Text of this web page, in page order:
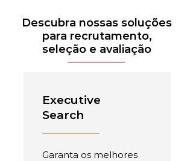
Descubra nossas soluções
para recrutamento,
seleção e avaliação
Executive
Search
Garanta os melhores